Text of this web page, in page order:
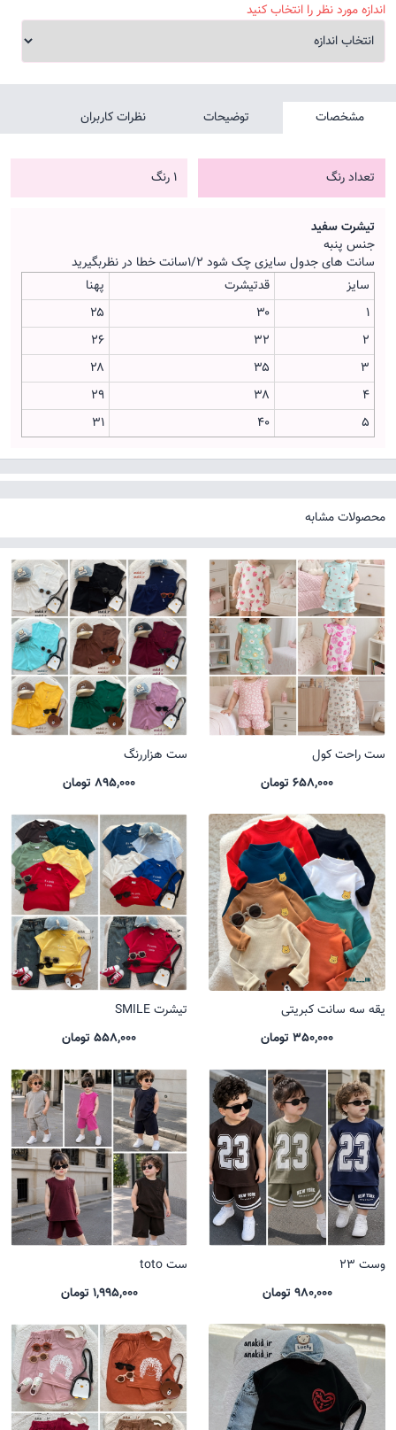
اندازه مورد نظر را انتخاب کنید
مشخصات توضیحات نظرات کاربران
تعداد رنگ 1 رنگ
تیشرت سفید
جنس پنبه
سانت های جدول سایزی چک شود ۱/۲سانت خطا در نظربگیرید
سایز
قدتیشرت
پهنا
۱
۳۰
۲۵
۲
۳۲
۲۶
۳
۳۵
۲۸
۴
۳۸
۲۹
۵
۴۰ ۳۱
محصولات مشابه
ست راحت کول
658,000 تومان
ست هزاررنگ
895,000 تومان
یقه سه سانت کبریتی
350,000 تومان
تیشرت SMILE
558,000 تومان
وست 23
980,000 تومان
ست toto
1,995,000 تومان